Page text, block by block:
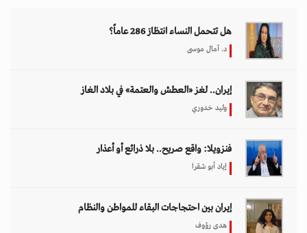
هل تتحمل النساء انتظارَ 286 عاماً؟
د. آمال موسى
إيران.. لغز «العطش والعتمة» في بلاد الغاز
وليد خدوري
فنزويلا: واقع صريح.. بلا ذرائع أو أعذار
إياد أبو شقرا
إيران بين احتجاجات البقاء للمواطن والنظام
هدى رؤوف